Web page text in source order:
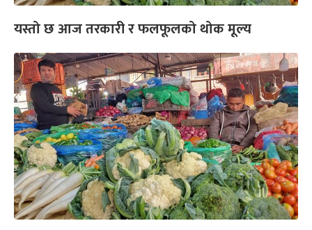
यस्तो छ आज तरकारी र फलफूलको थोक मूल्य